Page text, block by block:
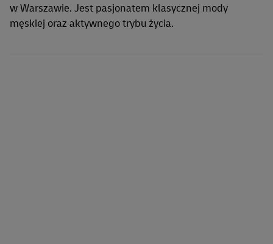
w Warszawie. Jest pasjonatem klasycznej mody
męskiej oraz aktywnego trybu życia.